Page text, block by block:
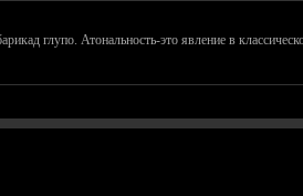
глупо. Атональность-это явление в